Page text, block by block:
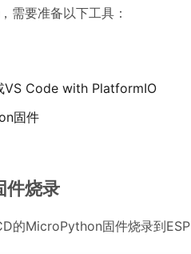
需要准备以下工具：
VS Code with PlatformIO
固件
烧录
的MicroPython固件烧录到